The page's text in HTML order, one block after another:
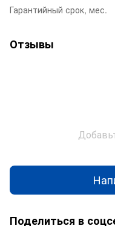
Гарантийный срок, мес.
Отзывы
Поделиться в